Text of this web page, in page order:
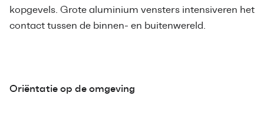
kopgevels. Grote aluminium vensters intensiveren het
contact tussen de binnen- en buitenwereld.
Oriëntatie op de omgeving